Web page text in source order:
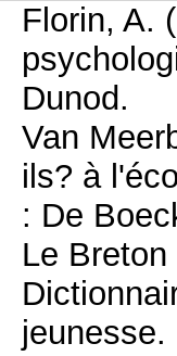
Florin, A.
Dunod.
Van
ils? à
: De
Le